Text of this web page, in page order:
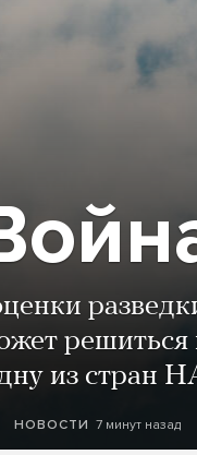
решиться
из стран
НОВОСТИ 7 минут назад